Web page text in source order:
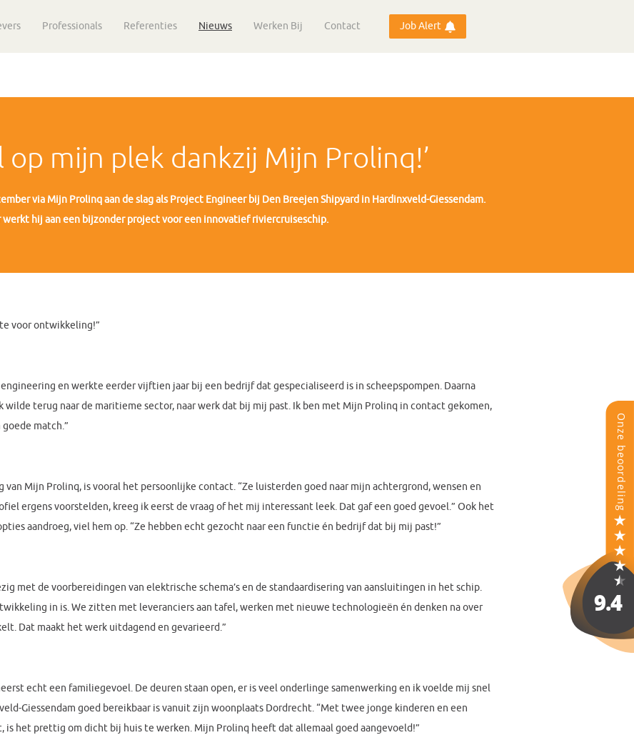
Professionals Referenties Nieuws Werken Bij Contact Job Alert
op mijn plek dankzij Mijn Prolinq!’
via Mijn Prolinq aan de slag als Project Engineer bij Den Breejen Shipyard in Hardinxveld-Giessendam.
werkt hij aan een bijzonder project voor een innovatief riviercruiseschip.
voor ontwikkeling!”
en werkte eerder vijftien jaar bij een bedrijf dat gespecialiseerd is in scheepspompen. Daarna
wilde terug naar de maritieme sector, naar werk dat bij mij past. Ik ben met Mijn Prolinq in contact gekomen,
goede match.”
Mijn Prolinq, is vooral het persoonlijke contact. “Ze luisterden goed naar mijn achtergrond, wensen en
ergens voorstelden, kreeg ik eerst de vraag of het mij interessant leek. Dat gaf een goed gevoel.” Ook het
aandroeg, viel hem op. “Ze hebben echt gezocht naar een functie én bedrijf dat bij mij past!”
met de voorbereidingen van elektrische schema’s en de standaardisering van aansluitingen in het schip.
in is. We zitten met leveranciers aan tafel, werken met nieuwe technologieën én denken na over
Dat maakt het werk uitdagend en gevarieerd.”
echt een familiegevoel. De deuren staan open, er is veel onderlinge samenwerking en ik voelde mij snel
Giessendam goed bereikbaar is vanuit zijn woonplaats Dordrecht. “Met twee jonge kinderen en een
is het prettig om dicht bij huis te werken. Mijn Prolinq heeft dat allemaal goed aangevoeld!”